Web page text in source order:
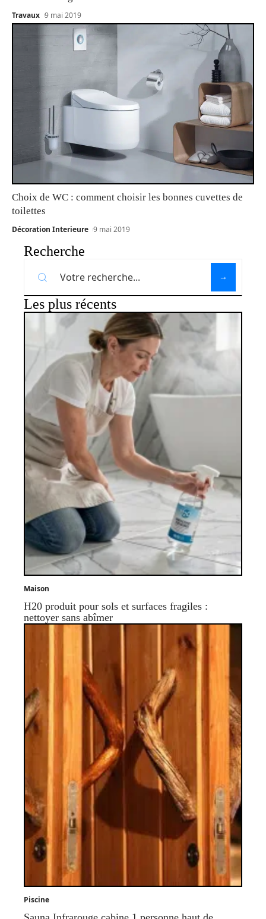
Travaux 9 mai 2019
Choix de WC : comment choisir les bonnes cuvettes de
toilettes
Décoration Interieure 9 mai 2019
Recherche
Les plus récents
Maison
H20 produit pour sols et surfaces fragiles :
nettoyer sans abîmer
Piscine